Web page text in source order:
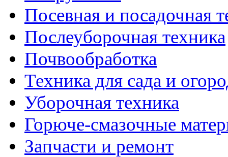
Посевная и посадочная
Послеуборочная техника
Почвообработка
Техника для сада и
Уборочная техника
Горюче-смазочные
Запчасти и ремонт